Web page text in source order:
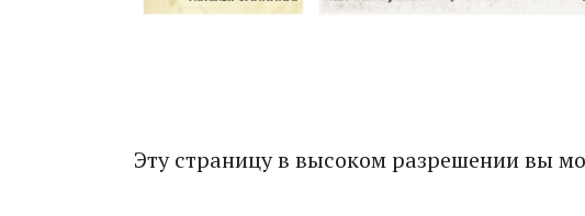
Эту страницу в высоком разрешении вы